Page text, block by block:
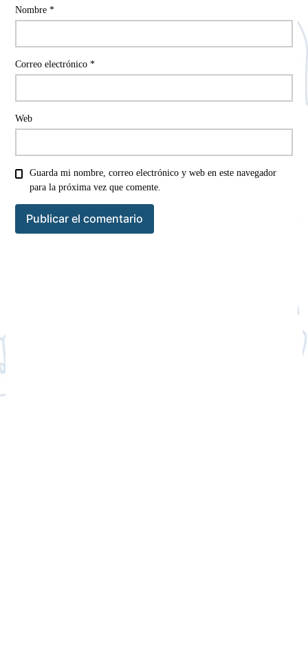
Nombre*
Correo electrónico*
Web
Guarda mi nombre, correo electrónico y web en este navegador
para la próxima vez que comente.